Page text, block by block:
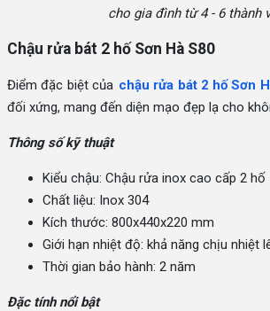
cho gia đình từ 4 - 6 thành
Chậu rửa bát 2 hố Sơn Hà S80
Điểm đặc biệt của chậu rửa bát 2 hố Sơn
đối xứng, mang đến diện mạo đẹp lạ cho
Thông số kỹ thuật
Kiểu chậu: Chậu rửa inox cao cấp 2 hố
Chất liệu: Inox 304
Kích thước: 800x440x220 mm
Giới hạn nhiệt độ: khả năng chịu nhiệt
Thời gian bảo hành: 2 năm
Đặc tính nổi bật